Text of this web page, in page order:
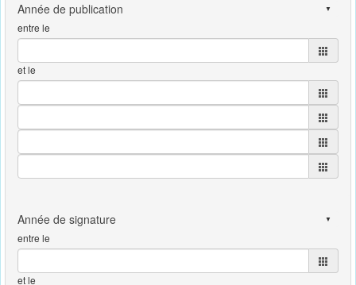
entre le
et le
entre le
et le